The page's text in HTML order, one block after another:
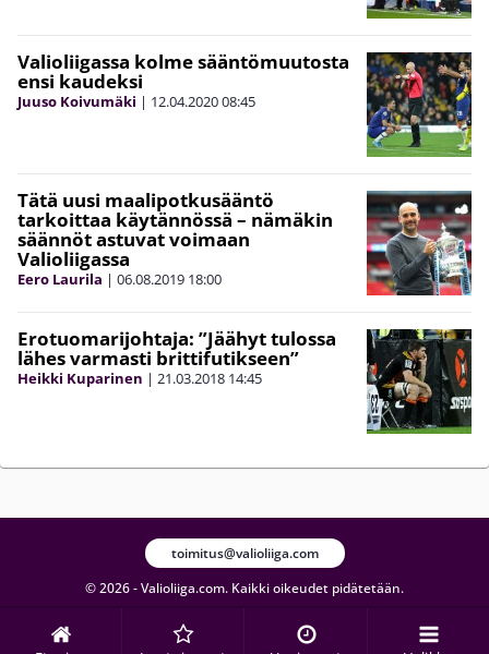
Valioliigassa kolme sääntömuutosta
ensi kaudeksi
Juuso Koivumäki | 12.04.202008:45
Tätä uusi maalipotkusääntö
tarkoittaa käytännössä – nämäkin
säännöt astuvat voimaan
Valioliigassa
Eero Laurila | 06.08.2019 18:00
Erotuomarijohtaja: ”Jäähyt tulossa
lähes varmasti brittifutikseen”
Heikki Kuparinen | 21.03.2018 14:45
© 2026 - Valioliiga.com. Kaikki oikeudet pidätetään.
toimitus@valioliiga.com